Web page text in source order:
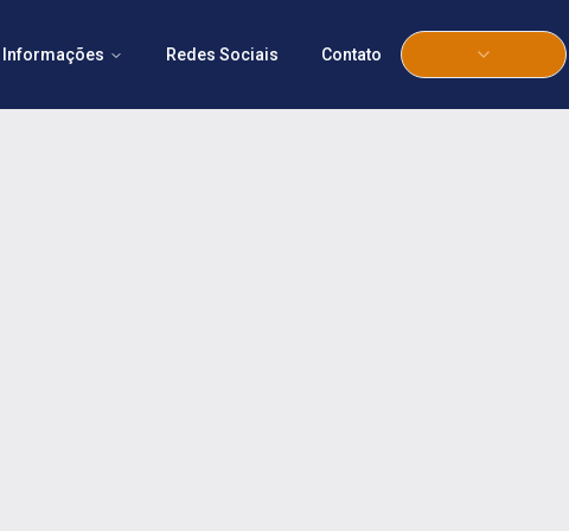
Informações Redes Sociais Contato